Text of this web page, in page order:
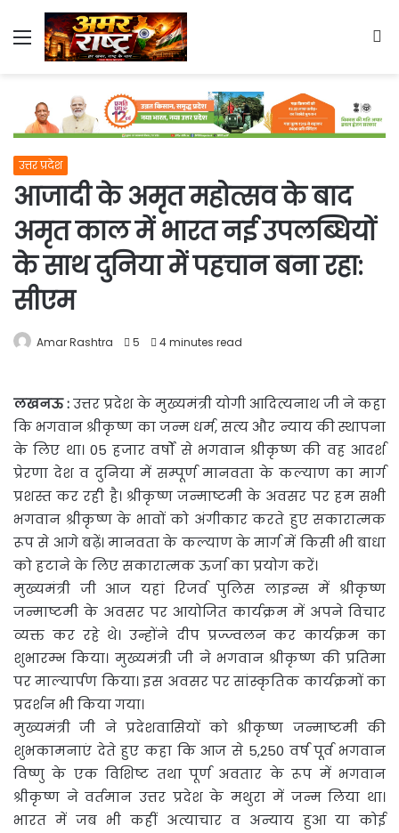
Menu
उत्तर प्रदेश
आजादी के अमृत महोत्सव के बाद
अमृत काल में भारत नई उपलब्धियों
के साथ दुनिया में पहचान बना रहा:
सीएम
Amar Rashtra 5 4 minutes read
लखनऊ:उत्तर प्रदेश के मुख्यमंत्री योगी आदित्यनाथ जी ने कहा
कि भगवान श्रीकृष्ण का जन्म धर्म, सत्य और न्याय कीस्थापना
के लिए था। 05 हजार वर्षों से भगवान श्रीकृष्ण की वह आदर्श
प्रेरणा देश व दुनिया में सम्पूर्ण मानवता के कल्याण का मार्ग
प्रशस्त कर रही है। श्रीकृष्ण जन्माष्टमी के अवसर पर हम सभी
भगवान श्रीकृष्ण के भावों को अंगीकार करते हुए सकारात्मक
रूप से आगे बढ़ें। मानवता के कल्याण के मार्ग में किसी भी बाधा
को हटाने के लिए सकारात्मक ऊर्जा का प्रयोग करें।
मुख्यमंत्री जी आज यहां रिजर्व पुलिस लाइन्स में श्रीकृष्ण
जन्माष्टमी के अवसर पर आयोजित कार्यक्रम में अपने विचार
व्यक्त कर रहे थे। उन्होंने दीप प्रज्ज्वलन कर कार्यक्रम का
शुभारम्भ किया। मुख्यमंत्री जी ने भगवान श्रीकृष्ण की प्रतिमा
पर माल्यार्पण किया। इस अवसर पर सांस्कृतिक कार्यक्रमों का
प्रदर्शन भी किया गया।
मुख्यमंत्री जी ने प्रदेशवासियों को श्रीकृष्ण जन्माष्टमी की
शुभकामनाएं देते हुए कहा कि आज से 5,250 वर्ष पूर्व भगवान
विष्णु के एक विशिष्ट तथा पूर्ण अवतार के रूप में भगवान
श्रीकृष्ण ने वर्तमान उत्तर प्रदेश के मथुरा में जन्म लिया था।
भारत में जब भी कहीं अत्याचार व अन्याय हुआ या कोई